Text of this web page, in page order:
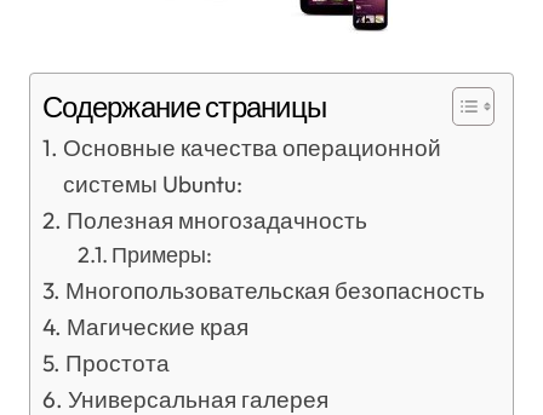
Содержание страницы
Основные качества операционной
системы Ubuntu:
Полезная многозадачность
Примеры:
Многопользовательская безопасность
Магические края
Простота
Универсальная галерея